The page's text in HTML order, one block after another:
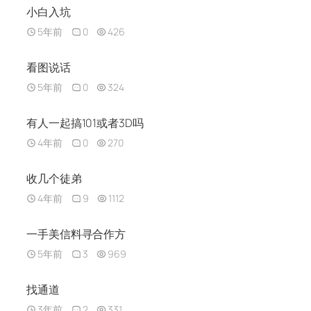
小白入坑
5年前 0 426
看图说话
5年前 0 324
有人一起搞101或者3D吗
4年前 0 270
收几个徒弟
4年前 9 1112
一手美信料寻合作方
5年前 3 969
找通道